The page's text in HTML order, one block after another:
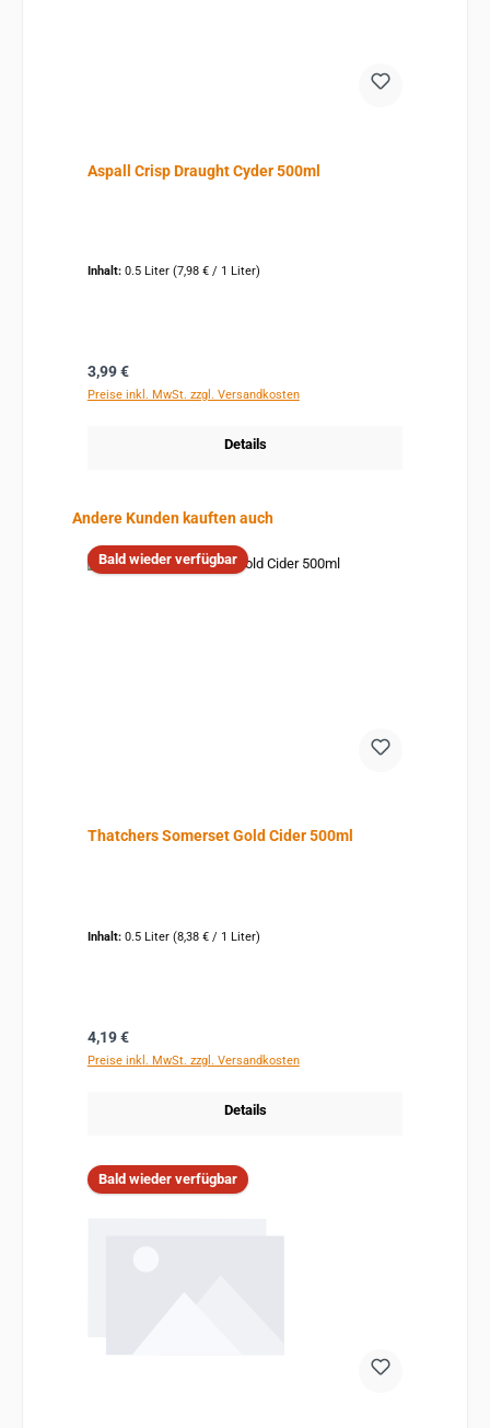
Aspall Crisp Draught Cyder 500ml
Inhalt: 0.5 Liter (7,98 € / 1 Liter)
Regulärer Preis:
3,99 €
Preise inkl. MwSt. zzgl. Versandkosten
Details
Produktgalerie überspringen
Andere Kunden kauften auch
Bald wieder verfügbar
Thatchers Somerset Gold Cider 500ml
Inhalt: 0.5 Liter (8,38 € / 1 Liter)
Regulärer Preis:
4,19 €
Preise inkl. MwSt. zzgl. Versandkosten
Details
Bald wieder verfügbar